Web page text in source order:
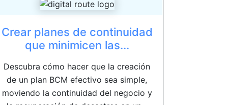
Crear planes de continuidad
que minimicen las...
Descubra cómo hacer que la creación
de un plan BCM efectivo sea simple,
moviendo la continuidad del negocio y